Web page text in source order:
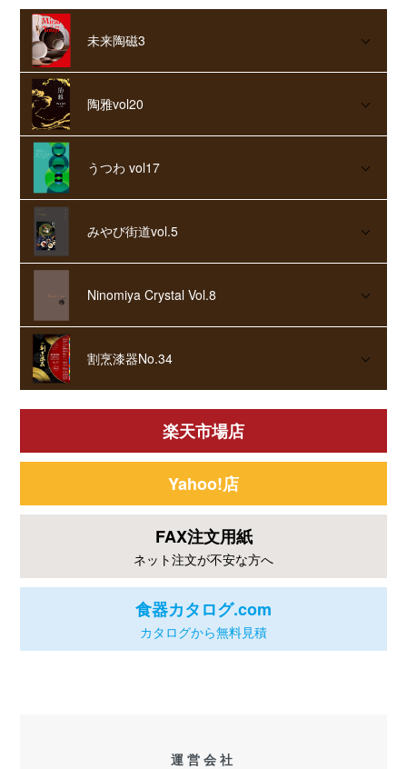
未来陶磁3
陶雅vol20
うつわ vol17
みやび街道vol.5
Ninomiya Crystal Vol.8
割烹漆器No.34
楽天市場店
Yahoo!店
FAX注文用紙
ネット注文が不安な方へ
食器カタログ.com
カタログから無料見積
運営会社